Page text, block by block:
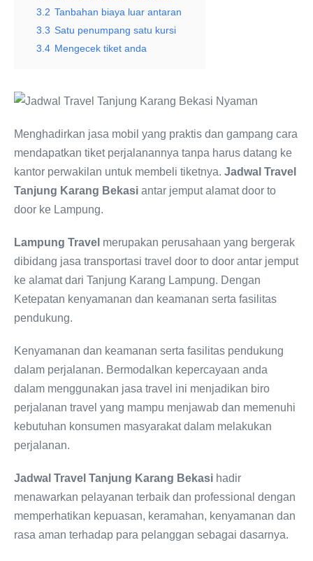
3.2 Tanbahan biaya luar antaran
3.3 Satu penumpang satu kursi
3.4 Mengecek tiket anda
Menghadirkan jasa mobil yang praktis dan gampang cara
mendapatkan tiket perjalanannya tanpa harus datang ke
kantor perwakilan untuk membeli tiketnya. Jadwal Travel
Tanjung Karang Bekasi antar jemput alamat door to
door ke Lampung.
Lampung Travel merupakan perusahaan yang bergerak
dibidang jasa transportasi travel door to door antar jemput
ke alamat dari Tanjung Karang Lampung. Dengan
Ketepatan kenyamanan dan keamanan serta fasilitas
pendukung.
Kenyamanan dan keamanan serta fasilitas pendukung
dalam perjalanan. Bermodalkan kepercayaan anda
dalam menggunakan jasa travel ini menjadikan biro
perjalanan travel yang mampu menjawab dan memenuhi
kebutuhan konsumen masyarakat dalam melakukan
perjalanan.
Jadwal Travel Tanjung Karang Bekasi hadir
menawarkan pelayanan terbaik dan professional dengan
memperhatikan kepuasan, keramahan, kenyamanan dan
rasa aman terhadap para pelanggan sebagai dasarnya.